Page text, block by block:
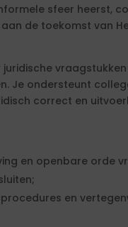
sfeer heerst,
de toekomst van
Je ondersteunt
correct en
en openbare orde
en